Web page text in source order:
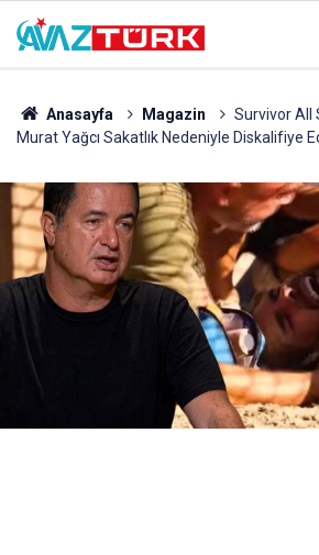
Anasayfa Magazin
Survivor All
Murat Yağcı Sakatlık Nedeniyle Diskalifiye